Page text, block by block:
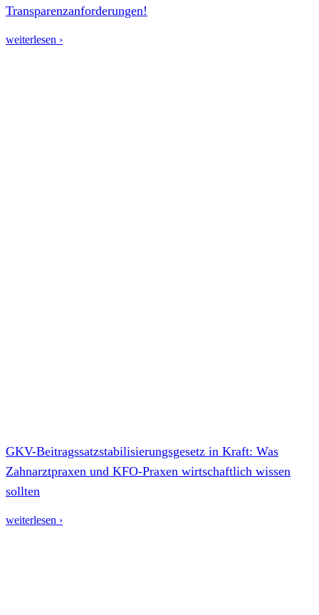
Transparenzanforderungen!
weiterlesen ›
GKV-Beitragssatzstabilisierungsgesetz in Kraft: Was
Zahnarztpraxen und KFO-Praxen wirtschaftlich wissen
sollten
weiterlesen ›